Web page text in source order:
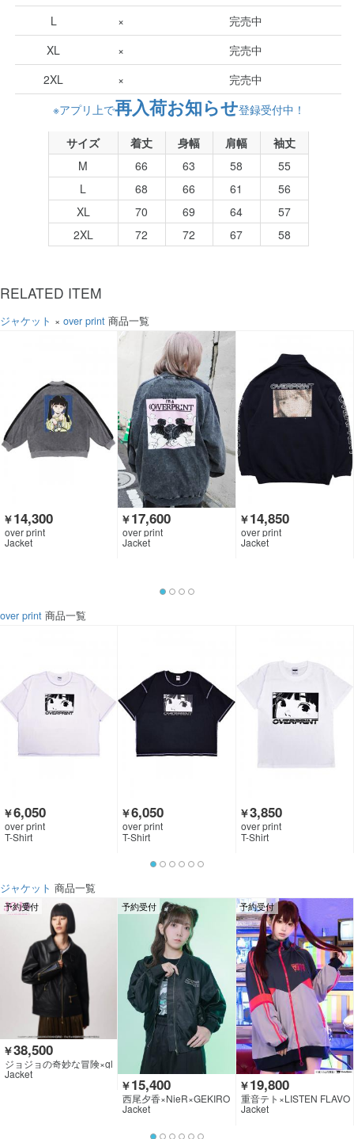
L ×
完売中
XL
×
完売中
2XL
×
完売中
※アプリ上で再入荷お知らせ登録受付中！
サイズ 着丈 身幅 肩幅
袖丈
M
66 63 58
55
L
68 66 61
56
XL
70 69 64
57
2XL
72 72 67 58
RELATED ITEM
ジャケット × over print 商品一覧
￥14,300
over print
Jacket
￥17,600
over print
Jacket
￥14,850
over print
Jacket
over print 商品一覧
￥6,050
over print
T-Shirt
￥6,050
over print
T-Shirt
￥3,850
over print
T-Shirt
ジャケット 商品一覧
予約受付
￥38,500
ジョジョの奇妙な冒険×gl
amb
Jacket
予約受付
￥15,400
西尾夕香×NieR×GEKIRO
CK CLOTHING
Jacket
予約受付
￥19,800
重音テト×LISTEN FLAVO
R
Jacket